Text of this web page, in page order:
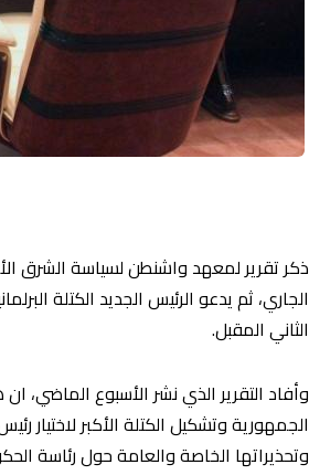
ذكر تقرير لمعهد واشنطن لسياسة الشرق
الجاري، ثم يدعو الرئيس الجديد الكتلة
الثاني المقبل.
وأفاد التقرير الذي نشر الأسبوع الماضي،
الجمهورية وتشكيل الكتلة الأكبر لاختيار
وتحذيراتها الخاصة والعامة حول رئاسة